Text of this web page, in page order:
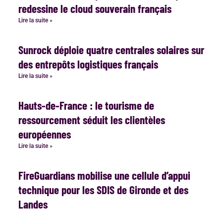
redessine le cloud souverain français
Lire la suite »
Sunrock déploie quatre centrales solaires sur
des entrepôts logistiques français
Lire la suite »
Hauts-de-France : le tourisme de
ressourcement séduit les clientèles
européennes
Lire la suite »
FireGuardians mobilise une cellule d’appui
technique pour les SDIS de Gironde et des
Landes